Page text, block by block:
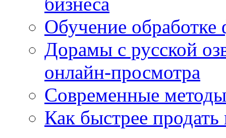
Обучение
Дорамы с русской
онлайн-просмотра
Современные
Как быстрее